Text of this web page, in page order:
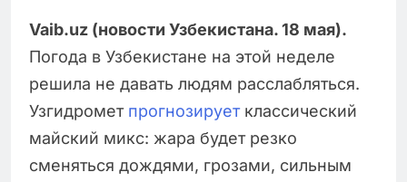
Vaib.uz (новости Узбекистана. 18 мая).
Погода в Узбекистане на этой неделе
решила не давать людям расслабляться.
Узгидромет прогнозируетклассический
майский микс: жара будет резко
сменяться дождями, грозами, сильным